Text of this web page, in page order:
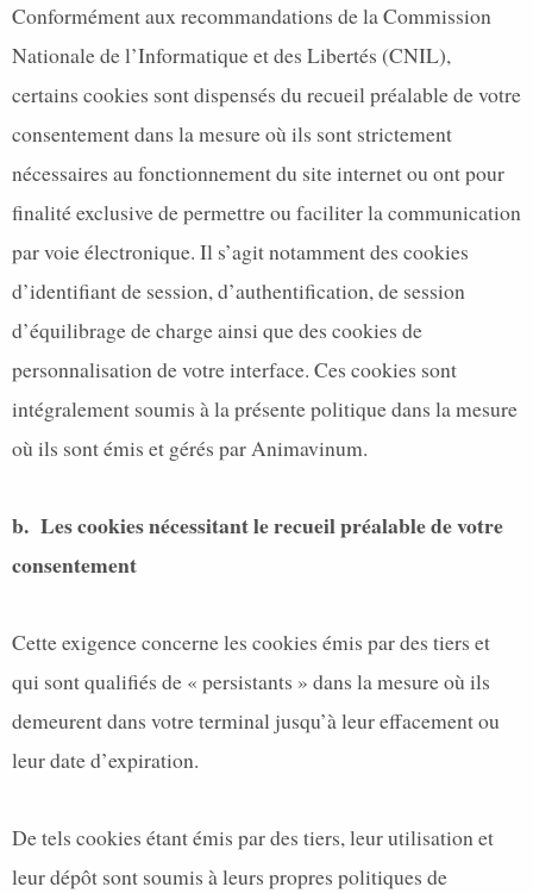
Conformément aux recommandations de la Commission
Nationale de l’Informatique et des Libertés (CNIL),
certains cookies sont dispensés du recueil préalable de votre
consentement dans la mesure où ils sont strictement
nécessaires au fonctionnement du site internet ou ont pour
finalité exclusive de permettre ou faciliter la communication
par voie électronique. Il s’agit notamment des cookies
d’identifiant de session, d’authentification, de session
d’équilibrage de charge ainsi que des cookies de
personnalisation de votre interface. Ces cookies sont
intégralement soumis à la présente politique dans la mesure
où ils sont émis et gérés par Animavinum.
b. Les cookies nécessitant le recueil préalable de votre
consentement
Cette exigence concerne les cookies émis par des tiers et
qui sont qualifiés de « persistants » dans la mesure où ils
demeurent dans votre terminal jusqu’à leur effacement ou
leur date d’expiration.
De tels cookies étant émis par des tiers, leur utilisation et
leur dépôt sont soumis à leurs propres politiques de